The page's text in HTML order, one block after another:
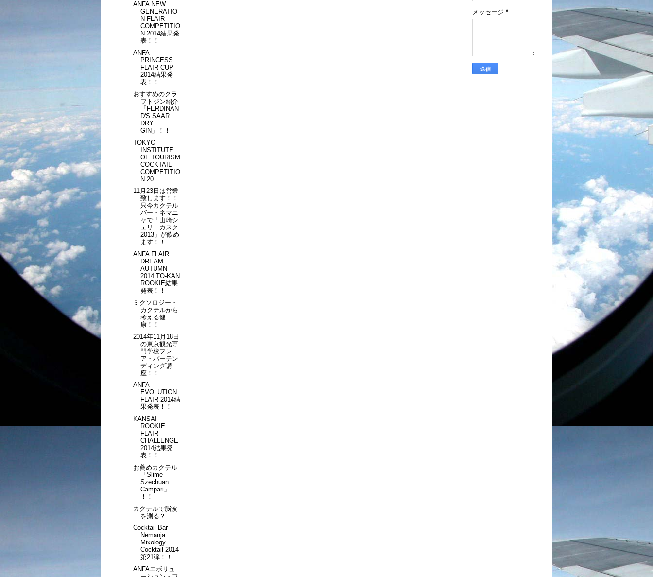
ANFA NEW
GENERATIO
N FLAIR
COMPETITIO
N 2014結果発
表！！
ANFA
PRINCESS
FLAIR CUP
2014結果発
表！！
おすすめのクラ
フトジン紹介
「FERDINAN
D'S SAAR
DRY
GIN」！！
TOKYO
INSTITUTE
OF TOURISM
COCKTAIL
COMPETITIO
N 20...
11月23日は営業
致します！！
只今カクテル
バー・ネマニ
ャで「山崎シ
ェリーカスク
2013」が飲め
ます！！
ANFA FLAIR
DREAM
AUTUMN
2014 TO-KAN
ROOKIE結果
発表！！
ミクソロジー・
カクテルから
考える健
康！！
2014年11月18日
の東京観光専
門学校フレ
ア・バーテン
ディング講
座！！
ANFA
EVOLUTION
FLAIR 2014結
果発表！！
KANSAI
ROOKIE
FLAIR
CHALLENGE
2014結果発
表！！
お薦めカクテル
「Slime
Szechuan
Campari」
！！
カクテルで脳波
を測る？
Cocktail Bar
Nemanja
Mixology
Cocktail 2014
第21弾！！
ANFAエボリュ
メッセージ *